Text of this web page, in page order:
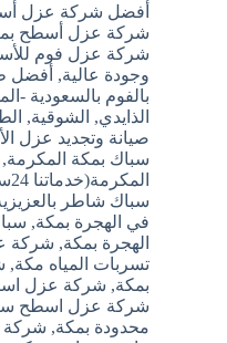
أفضل شركة عزل
شركة عزل أسطح
شركة عزل فوم
وجودة عالية, أفضل
بالفوم بالسعودية -
الذايدي, الشوقية,
صيانة وتجديد عزل
سباك بمكة المكرمة,
المكرمة(خدماتنا 24ساعة)تأسيس وصيانة
سباك شاطر
في الهجرة بمكة,
الهجرة بمكة, شركة
تسربات المياه مكة,
بمكة, شركة عزل
محدودة بمكة, شركة